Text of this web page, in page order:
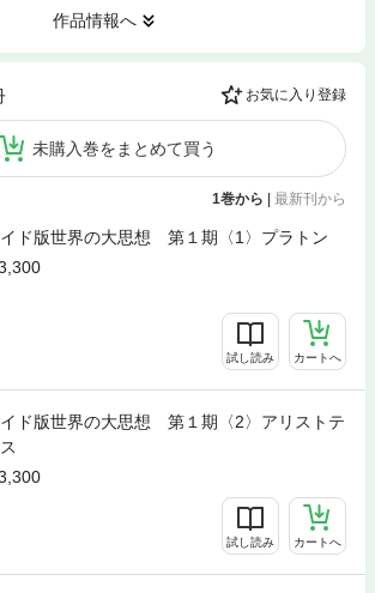
作品情報へ
お気に入り登録
未購入巻をまとめて買う
1巻から | 最新刊から
ド版世界の大思想 第１期〈1〉プラトン
試し読み カートへ
ド版世界の大思想 第１期〈2〉アリストテ
試し読み カートへ